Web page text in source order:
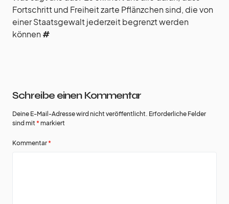
Fortschritt und Freiheit zarte Pflänzchen sind, die von
einer Staatsgewalt jederzeit begrenzt werden
können #
Schreibe einen Kommentar
Deine E-Mail-Adresse wird nicht veröffentlicht. Erforderliche Felder
sind mit * markiert
Kommentar *